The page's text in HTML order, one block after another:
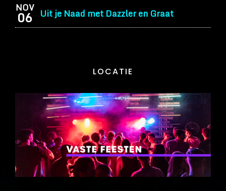
NOV
06 Uit je Naad met Dazzler en Graat
LOCATIE